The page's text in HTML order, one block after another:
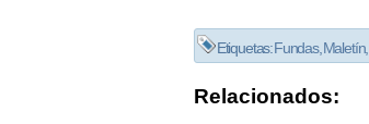
Etiquetas:Fundas,Maletín,
Relacionados: